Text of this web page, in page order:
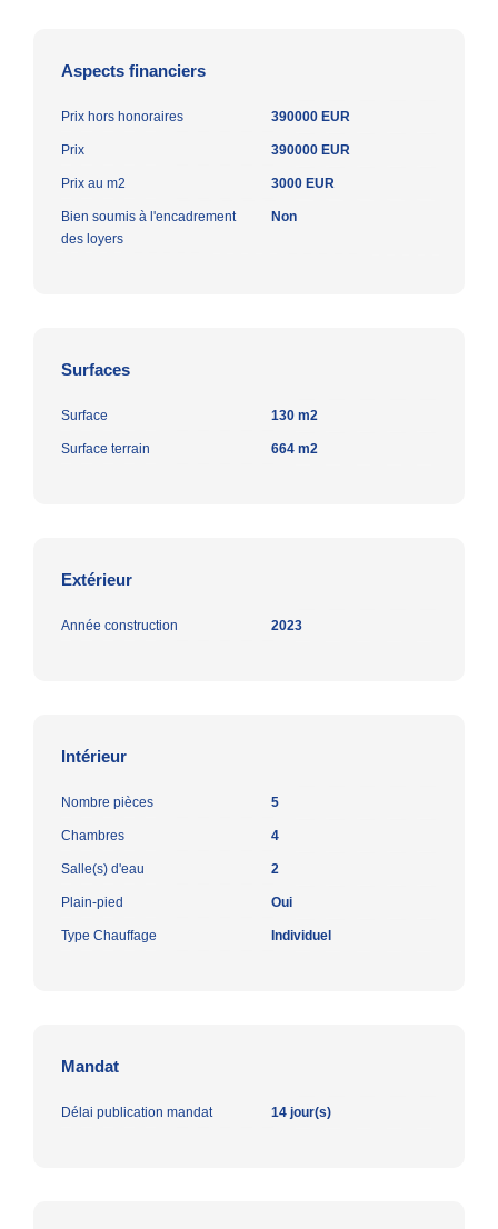
Aspects financiers
Prix hors honoraires 390000 EUR
Prix 390000 EUR
Prix au m2 3000 EUR
Bien soumis à l'encadrement
des loyers
Non
Surfaces
Surface 130 m2
Surface terrain 664 m2
Extérieur
Année construction 2023
Intérieur
Nombre pièces 5
Chambres 4
Salle(s) d'eau 2
Plain-pied Oui
Type Chauffage Individuel
Mandat
Délai publication mandat 14 jour(s)